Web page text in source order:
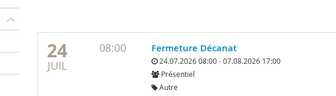
24
JUIL
08:00 Fermeture Décanat
24.07.2026 08:00 - 07.08.2026 17:00
Présentiel
Autre